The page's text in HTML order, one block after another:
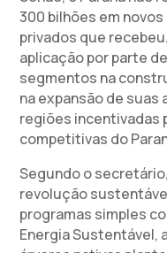
300 bilhões em
privados que
aplicação por parte
segmentos na
na expansão de
regiões incentivadas
competitivas do
Segundo o
revolução
programas simples
Energia Sustentável,